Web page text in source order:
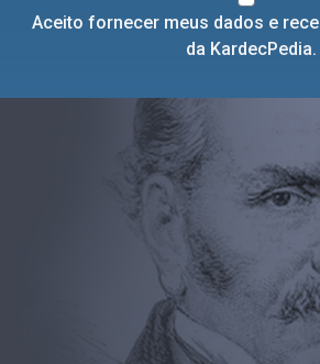
Aceito fornecer meus dados e
da KardecPedia.